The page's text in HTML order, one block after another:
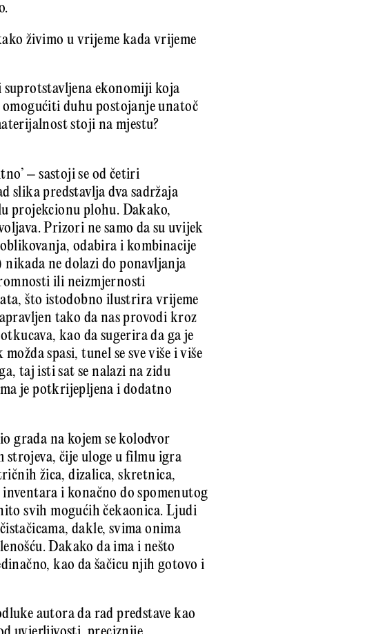
živimo u vrijeme kada vrijeme
ekonomiji koja
duhu postojanje unatoč
stoji na mjestu?
– sastoji se od četiri
slika predstavlja dva sadržaja
projekcionu plohu. Dakako,
Prizori ne samo da su uvijek
odabira i kombinacije
ne dolazi do ponavljanja
ili neizmjernosti
što istodobno ilustrira vrijeme
tako da nas provodi kroz
kao da sugerira da ga je
spasi, tunel se sve više i više
taj isti sat se nalazi na zidu
je potkrijepljena i dodatno
grada na kojem se kolodvor
čije uloge u filmu igra
žica, dizalica, skretnica,
i konačno do spomenutog
svih mogućih čekaonica. Ljudi
dakle, svima onima
Dakako da ima i nešto
kao da šačicu njih gotovo i
autora da rad predstave kao